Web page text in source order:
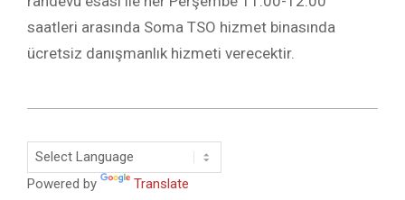
saatleri arasında Soma TSO hizmet binasında
ücretsiz danışmanlık hizmeti verecektir.
02-
10
Powered by
Translate